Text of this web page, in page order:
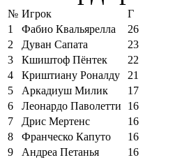
№ Игрок
Г
1
Фабио Квальярелла
26
2
Дуван Сапата
23
3
Кшиштоф Пёнтек
22
4
Криштиану Роналду
21
5
Аркадиуш Милик
17
6
Леонардо Паволетти
16
7
Дрис Мертенс
16
8
Франческо Капуто
16
9
Андреа Петанья
16